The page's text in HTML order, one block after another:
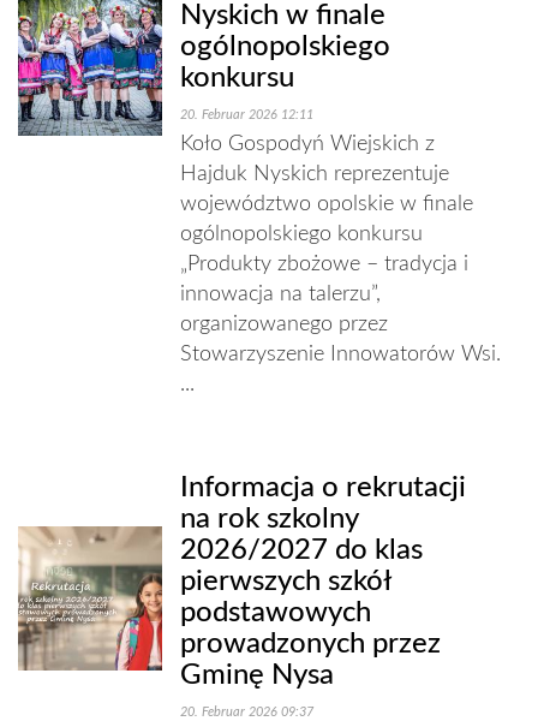
Nyskich w finale
ogólnopolskiego
konkursu
20. Februar 2026 12:11
Koło Gospodyń Wiejskich z
Hajduk Nyskich reprezentuje
województwo opolskie w finale
ogólnopolskiego konkursu
„Produkty zbożowe – tradycja i
innowacja na talerzu”,
organizowanego przez
Stowarzyszenie Innowatorów Wsi.
...
Informacja o rekrutacji
na rok szkolny
2026/2027 do klas
pierwszych szkół
podstawowych
prowadzonych przez
Gminę Nysa
20. Februar 2026 09:37